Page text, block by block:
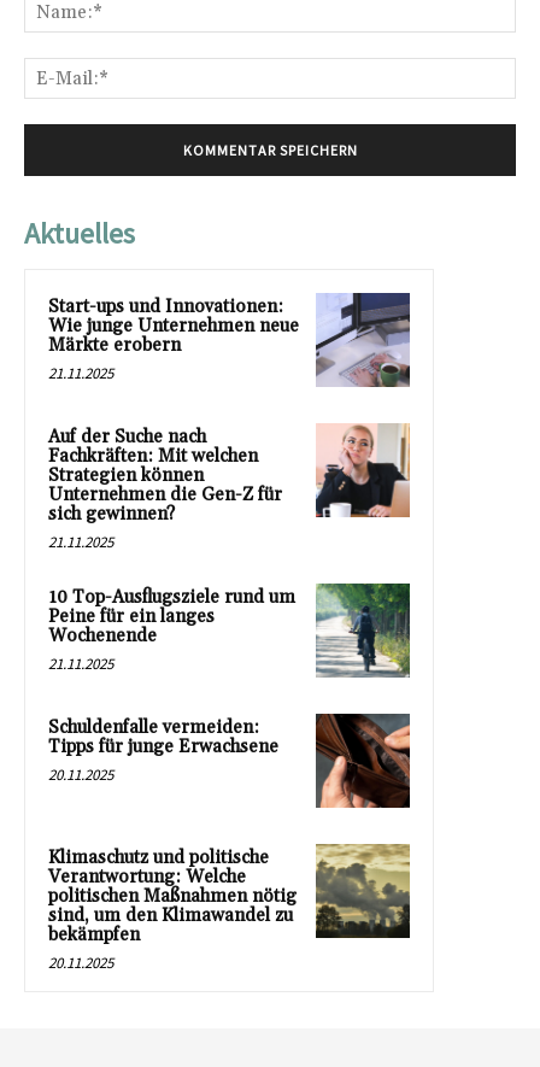
Aktuelles
Start-ups und Innovationen:
Wie junge Unternehmen neue
Märkte erobern
21.11.2025
Auf der Suche nach
Fachkräften: Mit welchen
Strategien können
Unternehmen die Gen-Z für
sich gewinnen?
21.11.2025
10 Top-Ausflugsziele rund um
Peine für ein langes
Wochenende
21.11.2025
Schuldenfalle vermeiden:
Tipps für junge Erwachsene
20.11.2025
Klimaschutz und politische
Verantwortung: Welche
politischen Maßnahmen nötig
sind, um den Klimawandel zu
bekämpfen
20.11.2025